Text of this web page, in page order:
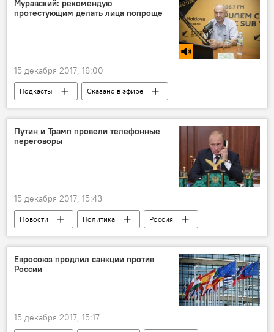
кинопремия Оскар
Муравский: рекомендую
протестующим делать лица попроще
15 декабря 2017, 16:00
Подкасты
Сказано в эфире
Новости
Борис Муравский
Полиция
расширение полномочий
МВД
Путин и Трамп провели телефонные
переговоры
15 декабря 2017, 15:43
Новости Политика
Россия
В мире
Россия
телефон
разговор
ядерная проблема
Владимир Путин
Евросоюз продлил санкции против
России
15 декабря 2017, 15:17